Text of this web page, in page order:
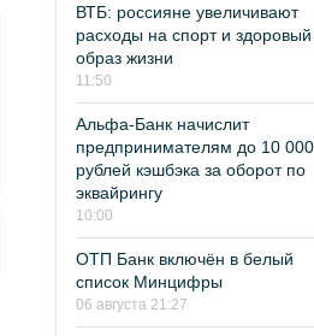
ВТБ: россияне увеличивают
расходы на спорт и здоровый
образ жизни
11:50
Альфа-Банк начислит
предпринимателям до 10 000
рублей кэшбэка за оборот по
эквайрингу
10:00
ОТП Банк включён в белый
список Минцифры
06 августа 21:27